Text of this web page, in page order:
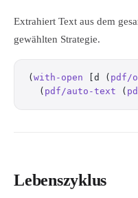
Extrahiert Text aus dem
gewählten Strategie.
( with-open [d ( pdf/
  (
pdf/auto-text (
Lebenszyklus